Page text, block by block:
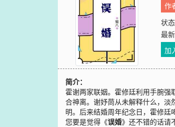
作
状
最
加
简介：
霍谢两家联姻。霍修廷利用手腕
合神离。谢妤茼从未解释什么，
明。后来结婚周年纪念日，霍修廷
您要是觉得《误婚》还不错的话请